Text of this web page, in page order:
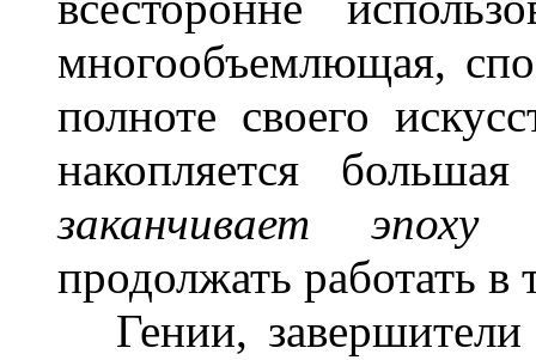
многообъемлющая,
полноте своего
накопляется
заканчивает эпоху
продолжать работать
Гении, завершители